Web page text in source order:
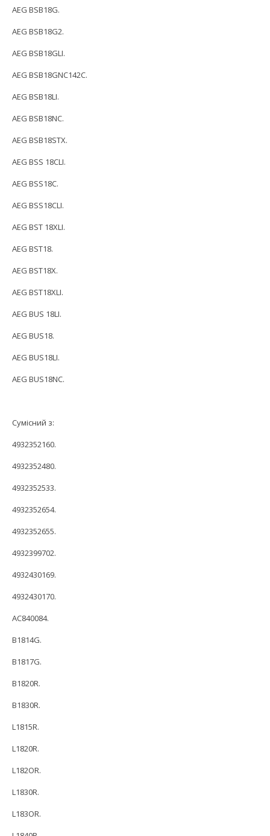
AEG BSB18G.
AEG BSB18G2.
AEG BSB18GLI.
AEG BSB18GNC142C.
AEG BSB18LI.
AEG BSB18NC.
AEG BSB18STX.
AEG BSS 18CLI.
AEG BSS18C.
AEG BSS18CLI.
AEG BST 18XLI.
AEG BST18.
AEG BST18X.
AEG BST18XLI.
AEG BUS 18LI.
AEG BUS18.
AEG BUS18LI.
AEG BUS18NC.
Сумісний з:
4932352160.
4932352480.
4932352533.
4932352654.
4932352655.
4932399702.
4932430169.
4932430170.
AC840084.
B1814G.
B1817G.
B1820R.
B1830R.
L1815R.
L1820R.
L182OR.
L1830R.
L183OR.